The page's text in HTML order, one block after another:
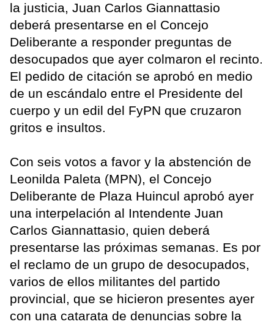
la justicia, Juan Carlos Giannattasio
deberá presentarse en el Concejo
Deliberante a responder preguntas de
desocupados que ayer colmaron el recinto.
El pedido de citación se aprobó en medio
de un escándalo entre el Presidente del
cuerpo y un edil del FyPN que cruzaron
gritos e insultos.
Con seis votos a favor y la abstención de
Leonilda Paleta (MPN), el Concejo
Deliberante de Plaza Huincul aprobó ayer
una interpelación al Intendente Juan
Carlos Giannattasio, quien deberá
presentarse las próximas semanas. Es por
el reclamo de un grupo de desocupados,
varios de ellos militantes del partido
provincial, que se hicieron presentes ayer
con una catarata de denuncias sobre la